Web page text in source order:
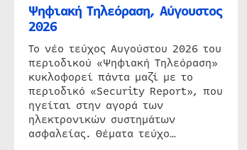
Ψηφιακή Τηλεόραση, Αύγουστος
2026
Το νέο τεύχος Αυγούστου 2026 του
περιοδικού «Ψηφιακή Τηλεόραση»
κυκλοφορεί πάντα μαζί με το
περιοδικό «Security Report», που
ηγείται στην αγορά των
ηλεκτρονικών συστημάτων
ασφαλείας. Θέματα τεύχο…